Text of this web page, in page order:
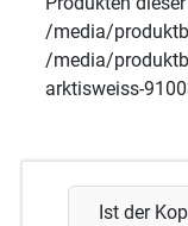
/media/
/media/
arktisweiss-
Ist der